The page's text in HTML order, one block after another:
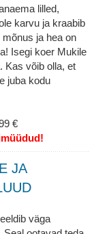
lilled,
karvu ja kraabib
ja hea on
Isegi koer Mukile
Kas võib olla, et
juba kodu
€
JA
väga